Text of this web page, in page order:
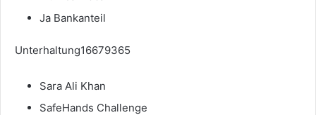
Ja Bankanteil
Unterhaltung16679365
Sara Ali Khan
SafeHands Challenge